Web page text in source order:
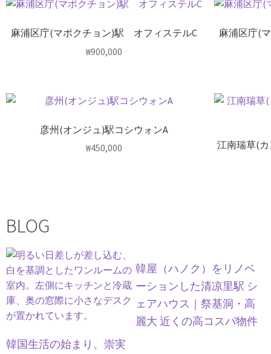
麻浦区庁(マポクチョン)駅 オフィステルC
₩900,000
麻浦区庁(
彦州(オンジュ)駅コシウォンA
₩450,000 江南瑞草(
BLOG
韓国生活の始まり、崇実
韓屋（ハノク）をリノベ
ーションした清凉里駅 シ
ェアハウス｜祭基洞・高
麗大 近くの高コスパ物件